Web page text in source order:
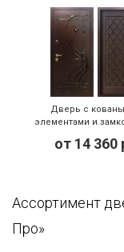
Дверь с
элементами и
от 14 360
Ассортимент
Про»